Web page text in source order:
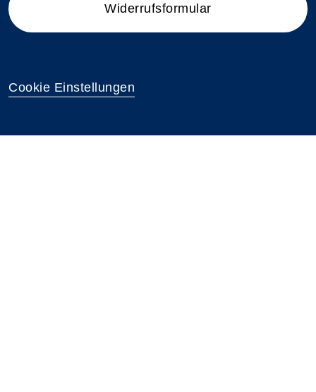
Widerrufsformular
Cookie Einstellungen